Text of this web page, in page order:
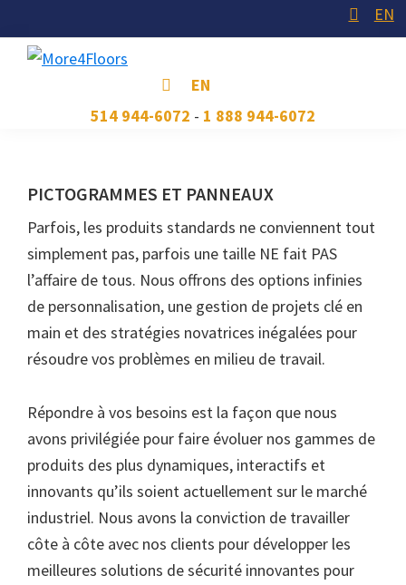
to
primary
to
main
to
footer
EN
EN
514 944-6072 - 1 888 944-6072
PICTOGRAMMES ET PANNEAUX
Parfois, les produits standards ne conviennent tout
simplement pas, parfois une taille NE fait PAS
l’affaire de tous. Nous offrons des options infinies
de personnalisation, une gestion de projets clé en
main et des stratégies novatrices inégalées pour
résoudre vos problèmes en milieu de travail.
Répondre à vos besoins est la façon que nous
avons privilégiée pour faire évoluer nos gammes de
produits des plus dynamiques, interactifs et
innovants qu’ils soient actuellement sur le marché
industriel. Nous avons la conviction de travailler
côte à côte avec nos clients pour développer les
meilleures solutions de sécurité innovantes pour